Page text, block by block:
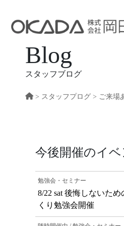
Blog
スタッフブログ
> スタッフプログ > ご来場
今後開催のイベ
勉強会・セミナー
8/22 sat 後悔しないた
くり勉強会開催